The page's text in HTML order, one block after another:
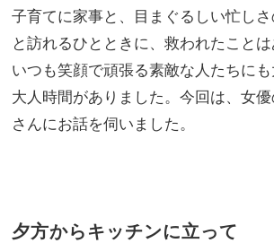
【極
上の
家族
旅】
子育てに家事と、目まぐるしい忙し
と訪れるひとときに、救われたことは
いつも笑顔で頑張る素敵な人たちに
大人時間がありました。今回は、女
さんにお話を伺いました。
夕方からキッチンに立って